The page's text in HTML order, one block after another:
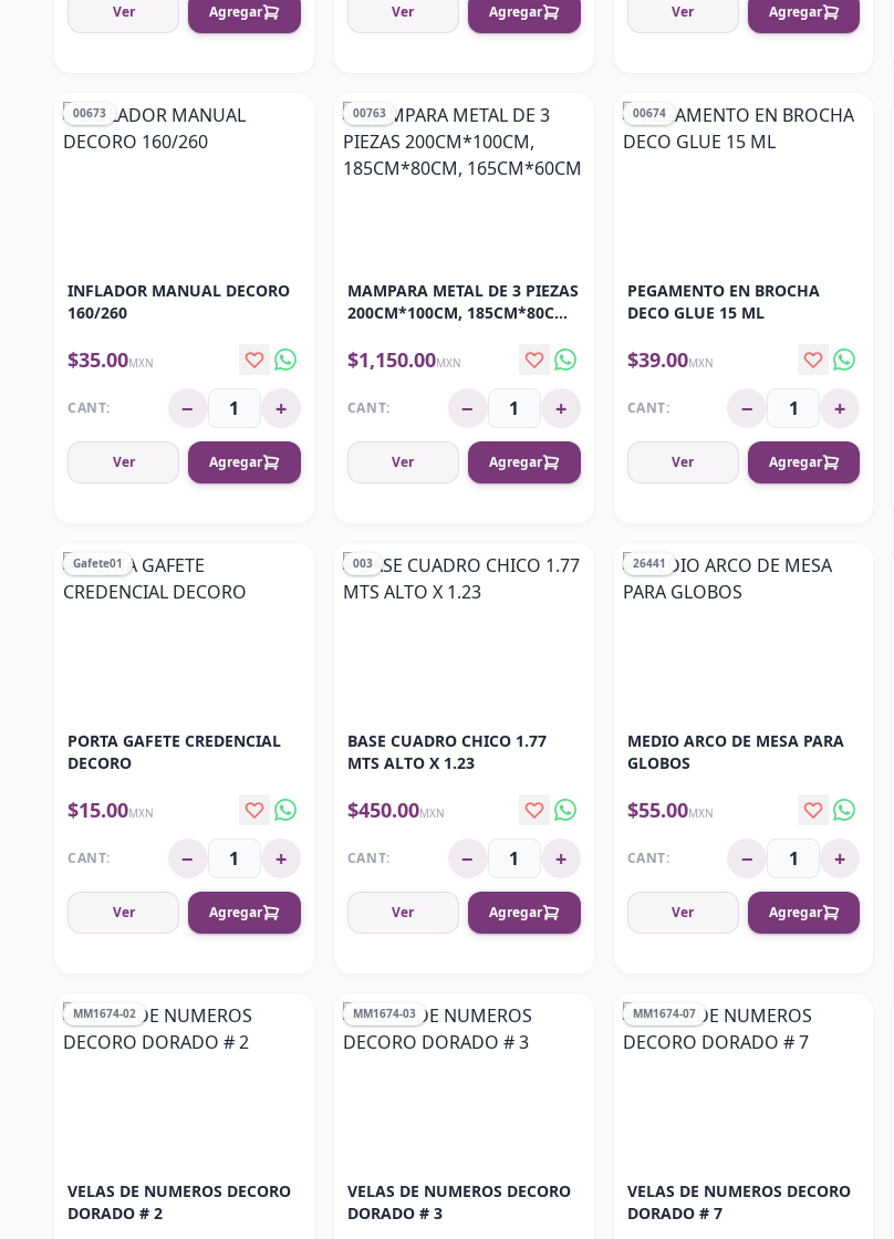
Ver Agregar Ver Agregar Ver Agregar
00673
INFLADOR MANUAL DECORO
160/260
$35.00MXN
CANT: − +
Ver Agregar
00763
MAMPARA METAL DE 3 PIEZAS
200CM*100CM, 185CM*80CM,
$1,150.00MXN
CANT: − +
Ver Agregar
00674
PEGAMENTO EN BROCHA
DECO GLUE 15 ML
$39.00MXN
CANT: − +
Ver Agregar
Gafete01
PORTA GAFETE CREDENCIAL
DECORO
$15.00MXN
CANT: − +
Ver Agregar
003
BASE CUADRO CHICO 1.77
MTS ALTO X 1.23
$450.00MXN
CANT: − +
Ver Agregar
26441
MEDIO ARCO DE MESA PARA
GLOBOS
$55.00MXN
CANT: − +
Ver Agregar
MM1674-02
VELAS DE NUMEROS DECORO
DORADO # 2
MM1674-03
VELAS DE NUMEROS DECORO
DORADO # 3
MM1674-07
VELAS DE NUMEROS DECORO
DORADO # 7